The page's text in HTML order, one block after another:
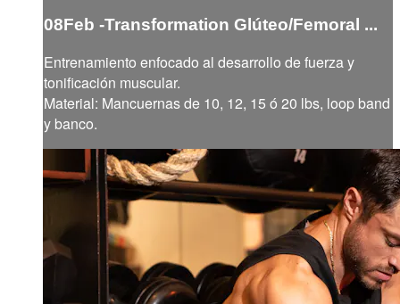
08Feb -Transformation Glúteo/Femoral ...
Entrenamiento enfocado al desarrollo de fuerza y
tonificación muscular.
Material: Mancuernas de 10, 12, 15 ó 20 lbs, loop band
y banco.